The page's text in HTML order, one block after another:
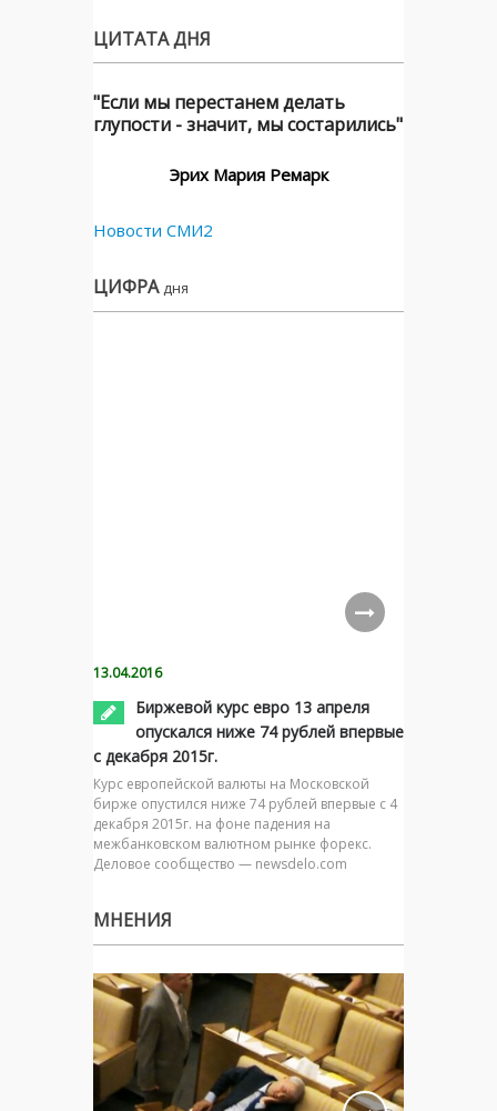
ЦИТАТА ДНЯ
"Если мы перестанем делать
глупости - значит, мы состарились"
Эрих Мария Ремарк
Новости СМИ2
ЦИФРА дня
13.04.2016
Биржевой курс евро 13 апреля
опускался ниже 74 рублей впервые
с декабря 2015г.
Курс европейской валюты на Московской
бирже опустился ниже 74 рублей впервые с 4
декабря 2015г. на фоне падения на
межбанковском валютном рынке форекс.
Деловое сообщество — newsdelo.com
МНЕНИЯ